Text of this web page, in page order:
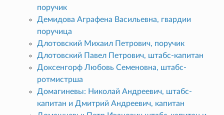
поручик
Демидова Аграфена Васильевна, гвардии
поручица
Длотовский Михаил Петрович, поручик
Длотовский Павел Петрович, штабс-капитан
Доксенгорф Любовь Семеновна, штабс-
ротмистрша
Домагиневы: Николай Андреевич, штабс-
капитан и Дмитрий Андреевич, капитан